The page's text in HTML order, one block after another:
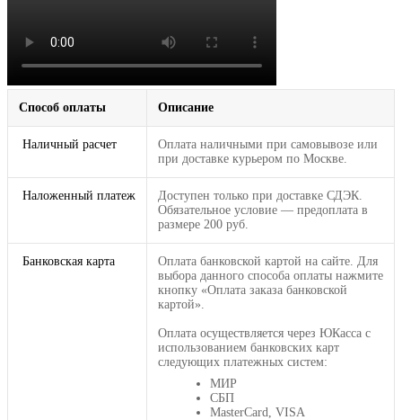
Способ оплаты Описание
Наличный расчет
Оплата наличными при самовывозе или
при доставке курьером по Москве.
Наложенный платеж
Доступен только при доставке СДЭК.
Обязательное условие — предоплата в
размере 200 руб.
Банковская карта
Оплата банковской картой на сайте. Для
выбора данного способа оплаты нажмите
кнопку «Оплата заказа банковской
картой».
Оплата осуществляется через ЮКасса с
использованием банковских карт
следующих платежных систем:
МИР
СБП
MasterCard, VISA